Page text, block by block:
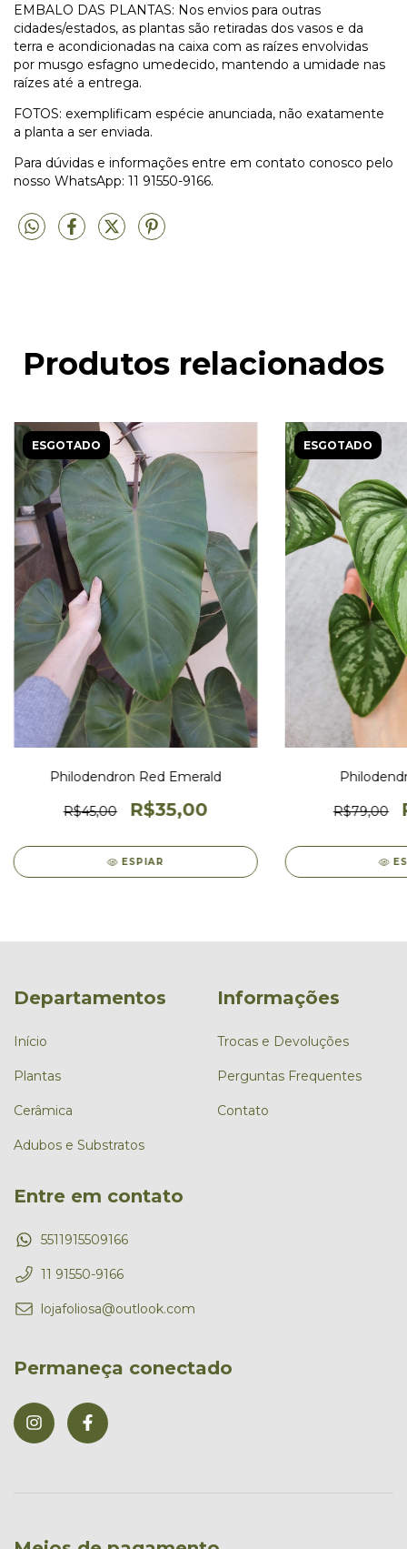
EMBALO DAS PLANTAS: Nos envios para outras
cidades/estados, as plantas são retiradas dos vasos e da
terra e acondicionadas na caixa com as raízes envolvidas
por musgo esfagno umedecido, mantendo a umidade nas
raízes até a entrega.
FOTOS: exemplificam espécie anunciada, não exatamente
a planta a ser enviada.
Para dúvidas e informações entre em contato conosco pelo
nosso WhatsApp: 11 91550-9166.
Produtos relacionados
ESGOTADO
Philodendron Red Emerald
R$45,00 R$35,00
ESPIAR
ESGOTADO
R$79,00
Departamentos
Início
Plantas
Cerâmica
Adubos e Substratos
Informações
Trocas e Devoluções
Perguntas Frequentes
Contato
Entre em contato
5511915509166
11 91550-9166
lojafoliosa@outlook.com
Permaneça conectado